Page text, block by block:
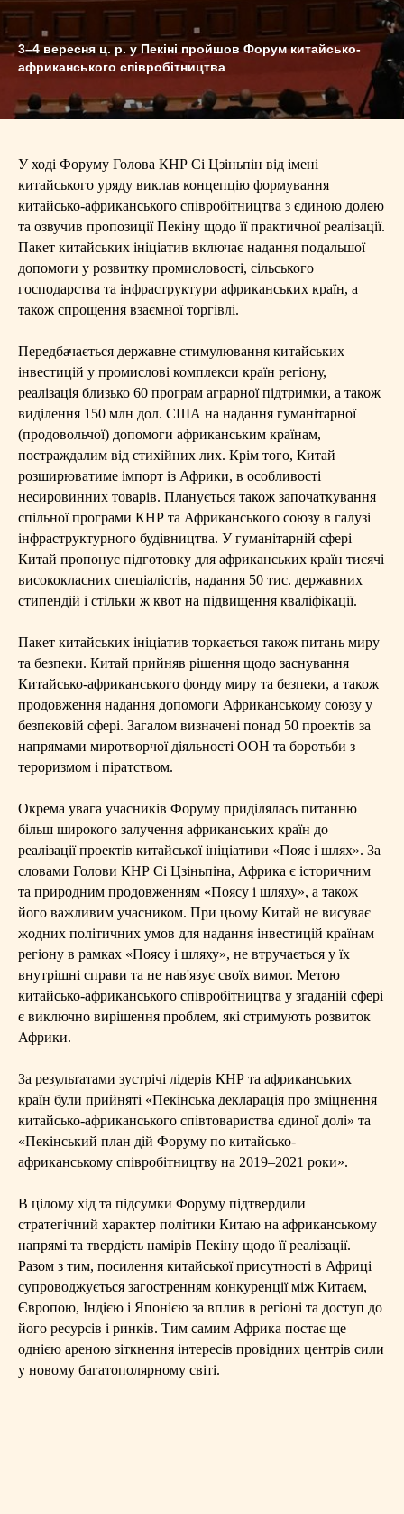
3–4 вересня ц. р. у Пекіні пройшов Форум китайсько-
африканського співробітництва
У ході Форуму Голова КНР Сі Цзіньпін від імені
китайського уряду виклав концепцію формування
китайсько-африканського співробітництва з єдиною долею
та озвучив пропозиції Пекіну щодо її практичної реалізації.
Пакет китайських ініціатив включає надання подальшої
допомоги у розвитку промисловості, сільського
господарства та інфраструктури африканських країн, а
також спрощення взаємної торгівлі.
Передбачається державне стимулювання китайських
інвестицій у промислові комплекси країн регіону,
реалізація близько 60 програм аграрної підтримки, а також
виділення 150 млн дол. США на надання гуманітарної
(продовольчої) допомоги африканським країнам,
постраждалим від стихійних лих. Крім того, Китай
розширюватиме імпорт із Африки, в особливості
несировинних товарів. Планується також започаткування
спільної програми КНР та Африканського союзу в галузі
інфраструктурного будівництва. У гуманітарній сфері
Китай пропонує підготовку для африканських країн тисячі
висококласних спеціалістів, надання 50 тис. державних
стипендій і стільки ж квот на підвищення кваліфікації.
Пакет китайських ініціатив торкається також питань миру
та безпеки. Китай прийняв рішення щодо заснування
Китайсько-африканського фонду миру та безпеки, а також
продовження надання допомоги Африканському союзу у
безпековій сфері. Загалом визначені понад 50 проектів за
напрямами миротворчої діяльності ООН та боротьби з
тероризмом і піратством.
Окрема увага учасників Форуму приділялась питанню
більш широкого залучення африканських країн до
реалізації проектів китайської ініціативи «Пояс і шлях». За
словами Голови КНР Сі Цзіньпіна, Африка є історичним
та природним продовженням «Поясу і шляху», а також
його важливим учасником. При цьому Китай не висуває
жодних політичних умов для надання інвестицій країнам
регіону в рамках «Поясу і шляху», не втручається у їх
внутрішні справи та не нав'язує своїх вимог. Метою
китайсько-африканського співробітництва у згаданій сфері
є виключно вирішення проблем, які стримують розвиток
Африки.
За результатами зустрічі лідерів КНР та африканських
країн були прийняті «Пекінська декларація про зміцнення
китайсько-африканського співтовариства єдиної долі» та
«Пекінський план дій Форуму по китайсько-
африканському співробітництву на 2019–2021 роки».
В цілому хід та підсумки Форуму підтвердили
стратегічний характер політики Китаю на африканському
напрямі та твердість намірів Пекіну щодо її реалізації.
Разом з тим, посилення китайської присутності в Африці
супроводжується загостренням конкуренції між Китаєм,
Європою, Індією і Японією за вплив в регіоні та доступ до
його ресурсів і ринків. Тим самим Африка постає ще
однією ареною зіткнення інтересів провідних центрів сили
у новому багатополярному світі.